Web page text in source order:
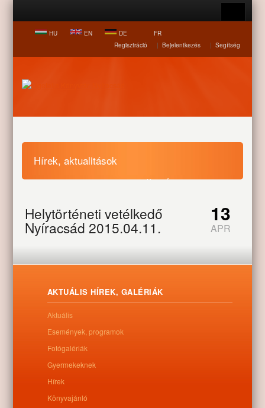
HU EN DE
FR
Regisztráció
| Bejelentkezés | Segítség
Hírek, aktualitások
Nyíracsád 2015.04.11.
Helytörténeti vetélkedő
Nyíracsád 2015.04.11.
2015. április 11-én a Ligetalja Könyvtárban helytörténeti vetélkedőt
rendeztünk a Szent Piroska Görögkatolikus Általános Iskola 5-6.
Április 11-e, József Attila születésnapja, a költészet napja
Magyarországon.
13
APR
AKTUÁLIS HÍREK, GALÉRIÁK
Aktuális
Események, programok
Fotógalériák
Gyermekeknek
Hírek
Könyvajánló